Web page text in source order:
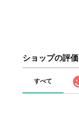
ショップの評価
すべて